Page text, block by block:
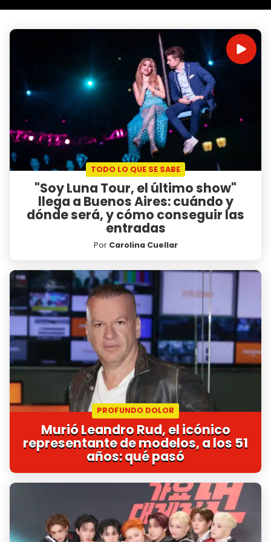
TODO LO QUE SE SABE
"Soy Luna Tour, el último show"
llega a Buenos Aires: cuándo y
dónde será, y cómo conseguir las
entradas
Por Carolina Cuellar
PROFUNDO DOLOR
Murió Leandro Rud, el icónico
representante de modelos, a los 51
años: qué pasó